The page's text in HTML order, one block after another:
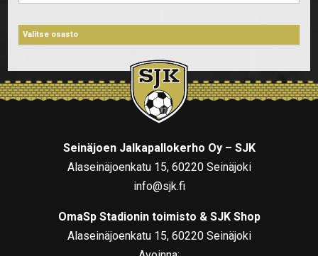
Seinäjoen Jalkapallokerho Oy – SJK
Alaseinäjoenkatu 15, 60220 Seinäjoki
info@sjk.fi
OmaSp Stadionin toimisto & SJK Shop
Alaseinäjoenkatu 15, 60220 Seinäjoki